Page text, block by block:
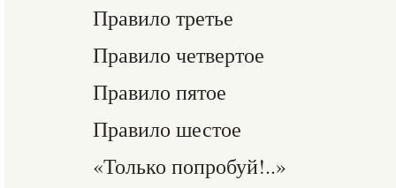
Правило третье
Правило четвертое
Правило пятое
Правило шестое
«Только попробуй!..»